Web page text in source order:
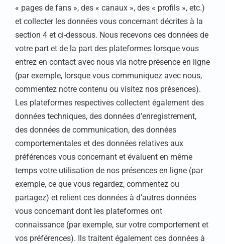
« pages de fans », des « canaux », des « profils », etc.)
et collecter les données vous concernant décrites à la
section 4 et ci-dessous. Nous recevons ces données de
votre part et de la part des plateformes lorsque vous
entrez en contact avec nous via notre présence en ligne
(par exemple, lorsque vous communiquez avec nous,
commentez notre contenu ou visitez nos présences).
Les plateformes respectives collectent également des
données techniques, des données d’enregistrement,
des données de communication, des données
comportementales et des données relatives aux
préférences vous concernant et évaluent en même
temps votre utilisation de nos présences en ligne (par
exemple, ce que vous regardez, commentez ou
partagez) et relient ces données à d’autres données
vous concernant dont les plateformes ont
connaissance (par exemple, sur votre comportement et
vos préférences). Ils traitent également ces données à